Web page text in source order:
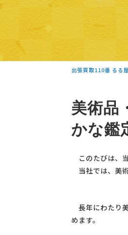
出張買取110番 るる
美術品
かな
このたびは、
当社では、美
長年にわたり
めます。